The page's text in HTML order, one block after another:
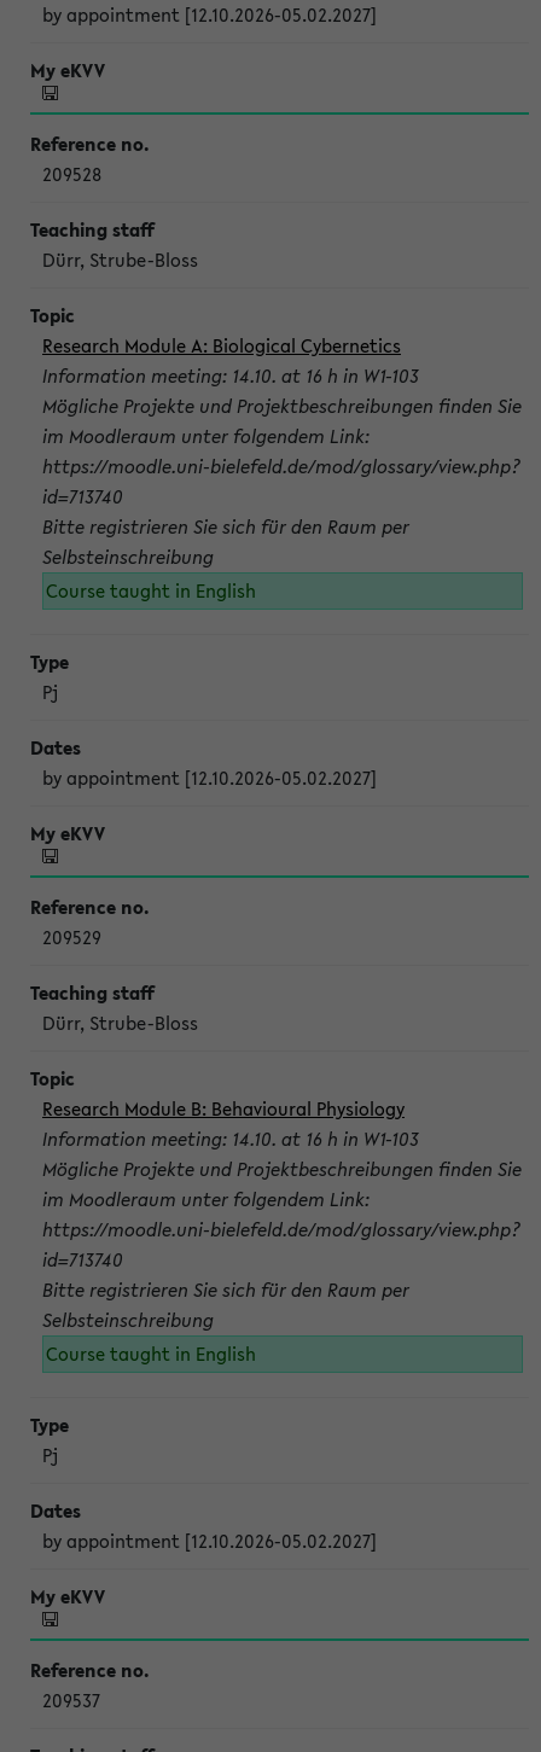
by appointment [12.10.2026-05.02.2027]
209528
Dürr, Strube-Bloss
Research Module A: Biological Cybernetics
Information meeting: 14.10. at 16 h in W1-103
Mögliche Projekte und Projektbeschreibungen finden Sie
im Moodleraum unter folgendem Link:
https://moodle.uni-bielefeld.de/mod/glossary/view.php?
id=713740
Bitte registrieren Sie sich für den Raum per
Selbsteinschreibung
Course taught in English
Pj
by appointment [12.10.2026-05.02.2027]
209529
Dürr, Strube-Bloss
Research Module B: Behavioural Physiology
Information meeting: 14.10. at 16 h in W1-103
Mögliche Projekte und Projektbeschreibungen finden Sie
im Moodleraum unter folgendem Link:
https://moodle.uni-bielefeld.de/mod/glossary/view.php?
id=713740
Bitte registrieren Sie sich für den Raum per
Selbsteinschreibung
Course taught in English
Pj
by appointment [12.10.2026-05.02.2027]
209537